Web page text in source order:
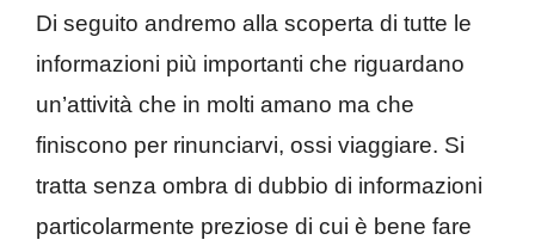
Di seguito andremo alla scoperta di tutte le
informazioni più importanti che riguardano
un’attività che in molti amano ma che
finiscono per rinunciarvi, ossi viaggiare. Si
tratta senza ombra di dubbio di informazioni
particolarmente preziose di cui è bene fare